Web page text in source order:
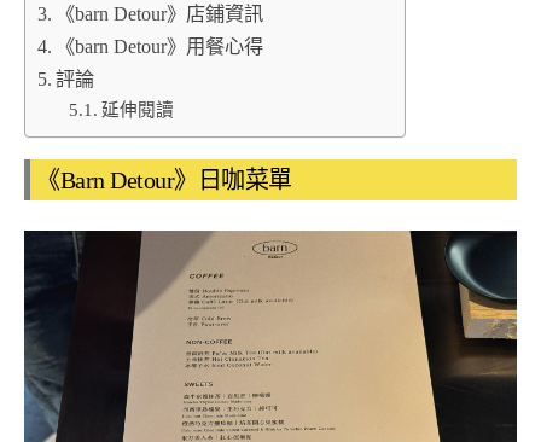
《barn Detour》店鋪資訊
《barn Detour》用餐心得
評論
延伸閱讀
《Barn Detour》日咖菜單